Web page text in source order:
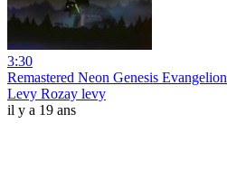
3:30
Remastered Neon Genesis Evangelion
Levy Rozay levy
il y a 19 ans